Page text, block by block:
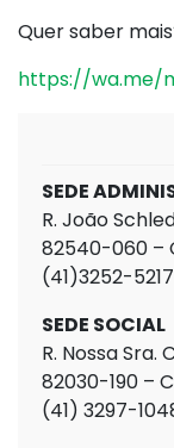
Quer saber
https://wa.me/
SEDE
R. João
82540-060 –
(41)3252-5217
SEDE SOCIAL
R. Nossa Sra.
82030-190 –
(41) 3297-